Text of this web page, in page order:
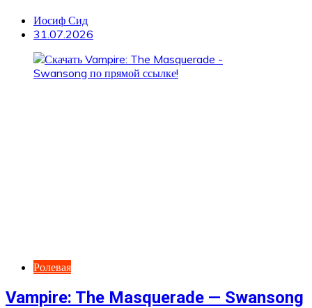
Иосиф Сид
31.07.2026
Ролевая
Vampire: The Masquerade — Swansong